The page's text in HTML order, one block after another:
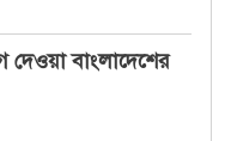
দেওয়া বাংলাদেশের